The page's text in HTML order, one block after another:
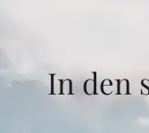
In den